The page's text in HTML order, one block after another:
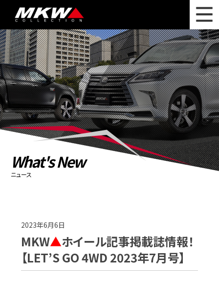
WHAT'S NEW ニュース
WHEEL LINEUP ホイールラインナップ
OTHER PRODUCT 関連製品
PHOTO GALLERY フォトギャラリー
カタログ請求
PRIVACY POLICY 個人情報保護方針
What's New
ニュース
2023年6月6日
MKW▲ホイール記事掲載誌情報！
【LET’S GO 4WD 2023年7月号】